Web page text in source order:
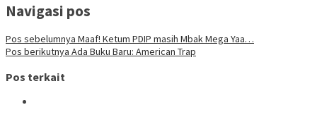
Navigasi pos
Pos sebelumnya Maaf! Ketum PDIP masih Mbak Mega Yaa…
Pos berikutnya Ada Buku Baru: American Trap
Pos terkait